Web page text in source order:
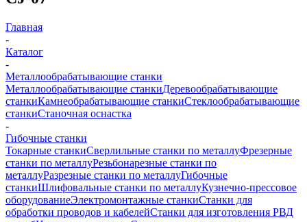
Главная
-
Каталог
-
Металлообрабатывающие станки
Металлообрабатывающие станкиДеревообрабатывающие
станкиКамнеобрабатывающие станкиСтеклообрабатывающие
станкиСтаночная оснастка
-
Гибочные станки
Токарные станкиСверлильные станки по металлуФрезерные
станки по металлуРезьбонарезные станки по
металлуРазрезные станки по металлуГибочные
станкиШлифовальные станки по металлуКузнечно-прессовое
оборудованиеЭлектромонтажные станкиСтанки для
обработки проводов и кабелейСтанки для изготовления РВД